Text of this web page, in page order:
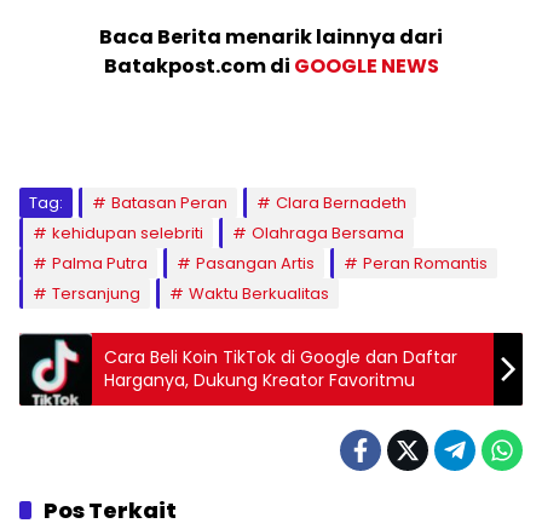
Baca Berita menarik lainnya dari
Batakpost.com di GOOGLE NEWS
Tag: Batasan Peran
Clara Bernadeth
kehidupan selebriti
Olahraga Bersama
Palma Putra
Pasangan Artis
Peran Romantis
Tersanjung
Waktu Berkualitas
Cara Beli Koin TikTok di Google dan Daftar
Harganya, Dukung Kreator Favoritmu
Pos Terkait